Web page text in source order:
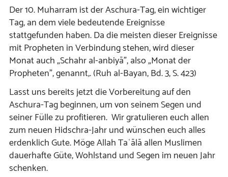
Der 10. Muharram ist der Aschura-Tag, ein wichtiger
Tag, an dem viele bedeutende Ereignisse
stattgefunden haben. Da die meisten dieser Ereignisse
mit Propheten in Verbindung stehen, wird dieser
Monat auch „Schahr al-anbiyā”, also „Monat der
Propheten”, genannt,. (Ruh al-Bayan, Bd. 3, S. 423)
Lasst uns bereits jetzt die Vorbereitung auf den
Aschura-Tag beginnen, um von seinem Segen und
seiner Fülle zu profitieren. Wir gratulieren euch allen
zum neuen Hidschra-Jahr und wünschen euch alles
erdenklich Gute. Möge Allah Taʿālā allen Muslimen
dauerhafte Güte, Wohlstand und Segen im neuen Jahr
schenken.